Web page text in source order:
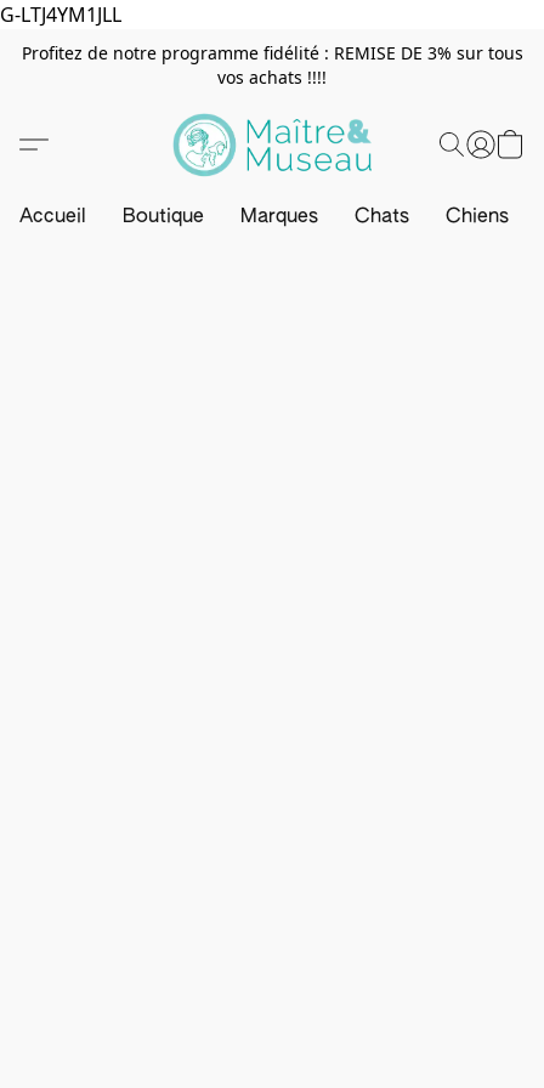
G-LTJ4YM1JLL
Profitez de notre programme fidélité : REMISE DE 3% sur tous
vos achats !!!!
Accueil Boutique Marques Chats Chiens